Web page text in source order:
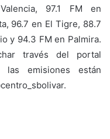
97.1 FM en
96.7 en El Tigre, 88.7
y 94.3 FM en Palmira.
través del portal
las emisiones están